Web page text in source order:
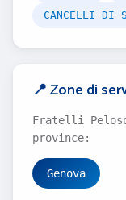
CANCELLI DI
📍 Zone di
Fratelli
province:
Genova